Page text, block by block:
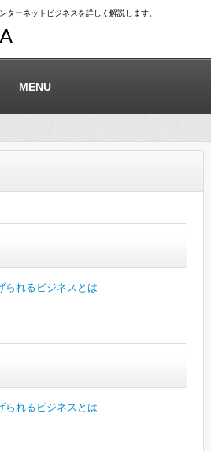
ターネットビジネスを詳しく解説します。
MENU
られるビジネスとは
られるビジネスとは